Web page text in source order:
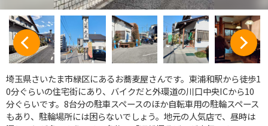
埼玉県さいたま市緑区にあるお蕎麦屋さんです。東浦和駅から徒歩1
0分ぐらいの住宅街にあり、バイクだと外環道の川口中央ICから10
分ぐらいです。8台分の駐車スペースのほか自転車用の駐輪スペース
もあり、駐輪場所には困らないでしょう。地元の人気店で、昼時は